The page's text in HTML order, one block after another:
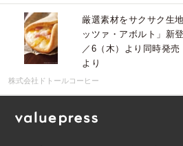
厳選素材をサクサク生
ッツァ・アボルト」新
／6（木）より同時発
より
株式会社ドトールコーヒー